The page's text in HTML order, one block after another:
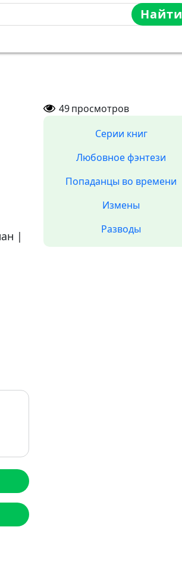
Найти
|
49просмотров
Серии книг
Любовное фэнтези
Попаданцы во времени
Измены
Разводы